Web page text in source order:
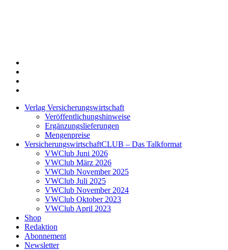
Verlag Versicherungswirtschaft
Veröffentlichungshinweise
Ergänzungslieferungen
Mengenpreise
VersicherungswirtschaftCLUB – Das Talkformat
VWClub Juni 2026
VWClub März 2026
VWClub November 2025
VWClub Juli 2025
VWClub November 2024
VWClub Oktober 2023
VWClub April 2023
Shop
Redaktion
Abonnement
Newsletter